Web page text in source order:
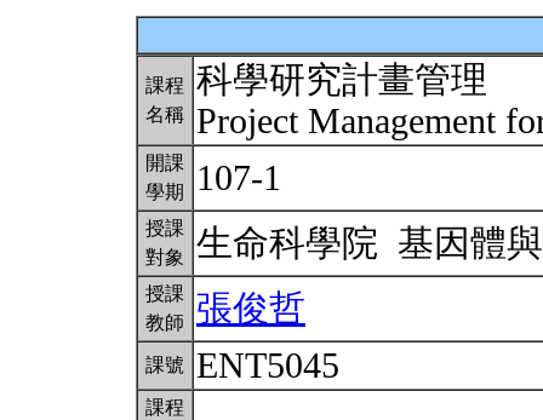
課程
名稱
科學研究計畫管理
Project Management
開課
學期
107-1
授課
對象
生命科學院 基因體
授課
教師
張俊哲
課號 ENT5045
課程